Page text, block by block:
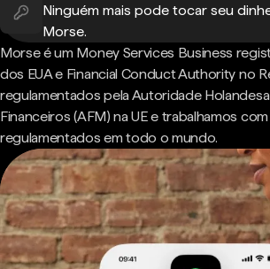
Ninguém mais pode tocar seu
Morse.
Morse é um Money Services Business
dos EUA e Financial Conduct Authority no
regulamentados pela Autoridade
Financeiros (AFM) na UE e trabalhamos
regulamentados em todo o mundo.